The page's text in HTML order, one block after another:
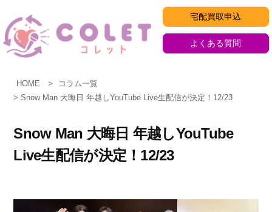
ン
テ
宅配買取申込
よくある質問
HOME
コラム一覧
Snow Man 大晦日 年越しYouTube Live生配信が決定！12/23
Snow Man 大晦日 年越しYouTube
Live生配信が決定！12/23